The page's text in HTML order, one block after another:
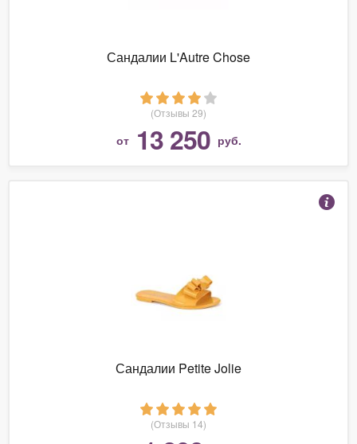
Сандалии L'Autre Chose
(Отзывы 29)
от 13 250 руб.
Сандалии Petite Jolie
(Отзывы 14)